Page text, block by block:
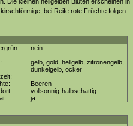
bei Reife rote Früchte folgen
nein
gelb, gold, hellgelb, zitronengelb,
dunkelgelb, ocker
Beeren
vollsonnig-halbschattig
ja